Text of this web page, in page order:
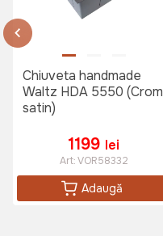
Chiuveta handmade
Waltz HDA 5550 (Crom
satin)
1199 lei
Art:VOR58332
Adaugă